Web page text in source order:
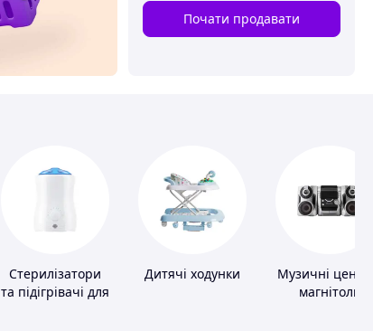
Почати продавати
Стерилізатори
та підігрівачі для
Дитячі ходунки
Музичні
магнітоли